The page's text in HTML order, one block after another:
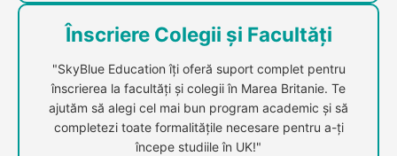
Înscriere Colegii și Facultăți
"SkyBlue Education îți oferă suport complet pentru
înscrierea la facultăți și colegii în Marea Britanie. Te
ajutăm să alegi cel mai bun program academic și să
completezi toate formalitățile necesare pentru a-ți
începe studiile în UK!"